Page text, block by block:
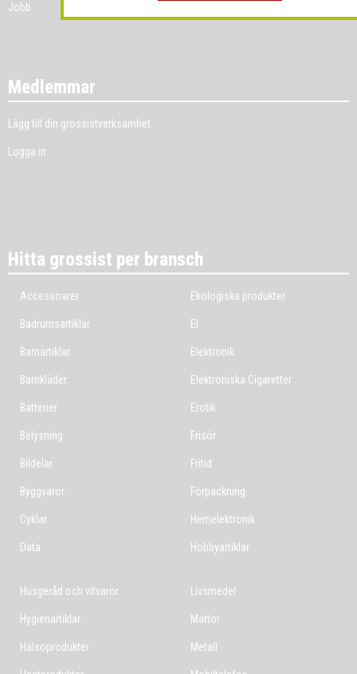
Jobb
Medlemmar
Lägg till din grossistverksamhet
Logga in
Hitta grossist per bransch
Accessoarer
Badrumsartiklar
Barnartiklar
Barnkläder
Batterier
Belysning
Bildelar
Byggvaror
Cyklar
Data
Ekologiska produkter
El
Elektronik
Elektroniska Cigaretter
Erotik
Frisör
Fritid
Förpackning
Hemelektronik
Hobbyartiklar
Husgeråd och vitvaror
Hygienartiklar
Hälsoprodukter
Livsmedel
Mattor
Metall